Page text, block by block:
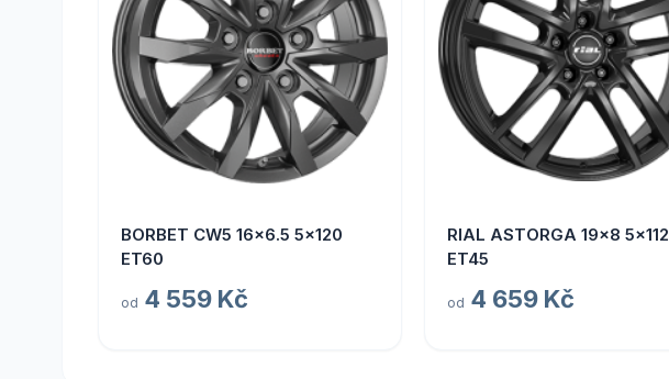
BORBET CW5 16x6.5 5x120
ET60
od 4 559 Kč
RIAL ASTORGA 19x8 5x112
ET45
od 4 659 Kč